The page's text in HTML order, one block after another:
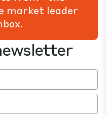
market leader